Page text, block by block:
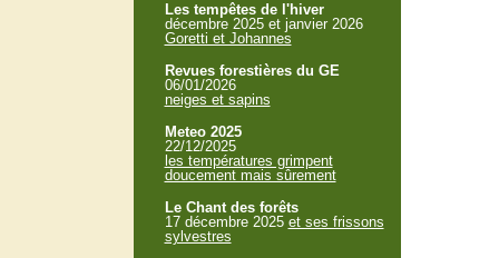
Les tempêtes de l'hiver
décembre 2025 et janvier 2026
Goretti et Johannes
Revues forestières du GE
06/01/2026
neiges et sapins
Meteo 2025
22/12/2025
les températures grimpent
doucement mais sûrement
Le Chant des forêts
17 décembre 2025 et ses frissons
sylvestres